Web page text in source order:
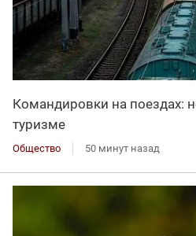
Командировки на поездах:
туризме
Общество 50 минут назад